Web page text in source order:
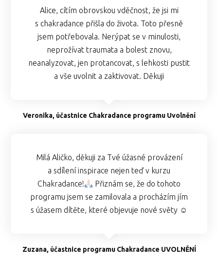
Alice, cítím obrovskou vděčnost, že jsi mi
s chakradance přišla do života. Toto přesně
jsem potřebovala. Nerýpat se v minulosti,
neprožívat traumata a bolest znovu,
neanalyzovat, jen protancovat, s lehkosti pustit
a vše uvolnit a zaktivovat. Děkuji
Veronika, účastnice Chakradance programu Uvolnění
Milá Aličko, děkuji za Tvé úžasné provázení
a sdílení inspirace nejen teď v kurzu
Chakradance!
Přiznám se, že do tohoto
programu jsem se zamilovala a procházím jím
s úžasem dítěte, které objevuje nové světy ☺
Zuzana, účastnice programu Chakradance UVOLNĚNÍ